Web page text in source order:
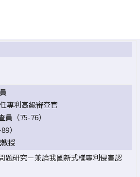
專利高級審查官
（75-76）
）
授
題研究－兼論我國新式樣專利侵害認